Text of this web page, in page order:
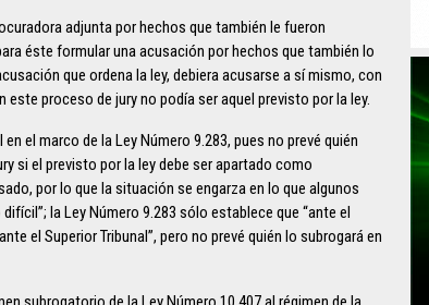
adjunta por hechos que también le fueron
éste formular una acusación por hechos que también lo
que ordena la ley, debiera acusarse a sí mismo, con
proceso de jury no podía ser aquel previsto por la ley.
el marco de la Ley Número 9.283, pues no prevé quién
si el previsto por la ley debe ser apartado como
por lo que la situación se engarza en lo que algunos
la Ley Número 9.283 sólo establece que “ante el
el Superior Tribunal”, pero no prevé quién lo subrogará en